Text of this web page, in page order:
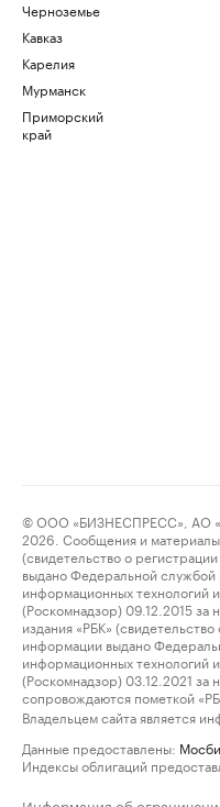
Черноземье
Кавказ
Карелия
Мурманск
Приморский
край
© ООО «БИЗНЕСПРЕСС», АО
2026. Сообщения и материалы
(свидетельство о
выдано Федеральной службой
информационных технологий
(Роскомнадзор) 09.12.2015
издания «РБК»
информации выдано
информационных технологий
(Роскомнадзор) 03.12.2021
сопровождаются пометкой
Владельцем сайта является
Данные предоставлены:
Индексы облигаций